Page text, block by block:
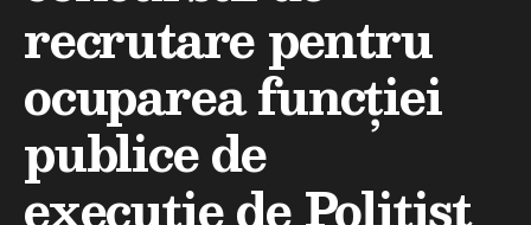
recrutare pentru
ocuparea funcției
publice de